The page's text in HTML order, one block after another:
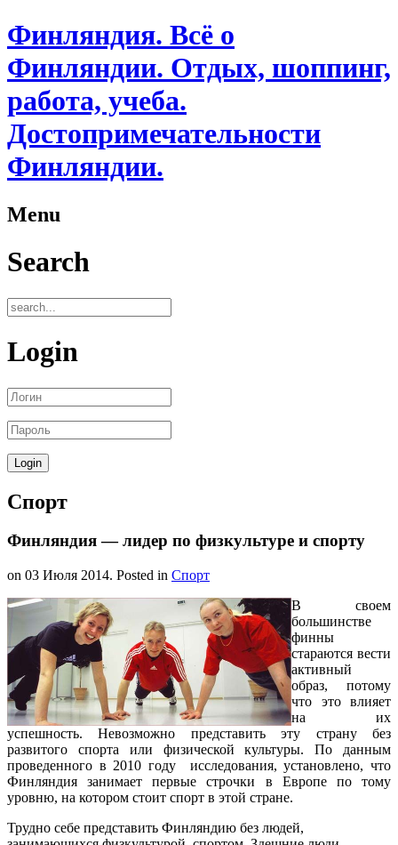
Финляндия. Всё о
Финляндии. Отдых, шоппинг,
работа, учеба.
Достопримечательности
Финляндии.
Menu
Search
Login
Спорт
Финляндия — лидер по физкультуре и спорту
on 03 Июля 2014. Posted in Спорт
В своем
большинстве
финны
стараются вести
активный
образ, потому
что это влияет
на их
успешность. Невозможно представить эту страну без
развитого спорта или физической культуры. По данным
проведенного в 2010 году исследования, установлено, что
Финляндия занимает первые строчки в Европе по тому
уровню, на котором стоит спорт в этой стране.
Трудно себе представить Финляндию без людей,